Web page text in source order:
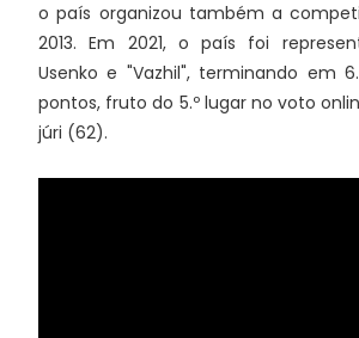
o país organizou também a
2013. Em 2021, o país foi
Usenko e "Vazhil", terminando em
pontos, fruto do 5.º lugar no voto
júri (62).